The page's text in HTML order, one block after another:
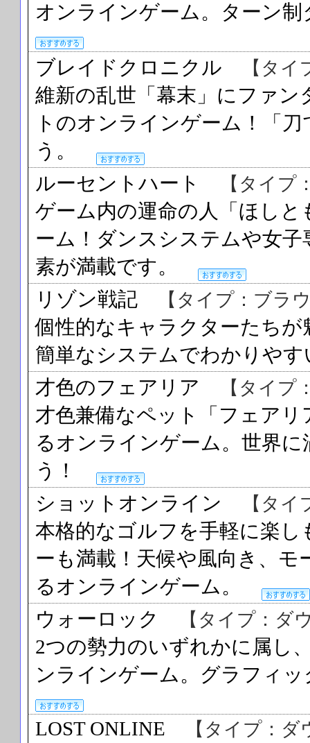
オンラインゲーム。ターン
ブレイドクロニクル 【タ
維新の乱世「幕末」にファ
トのオンラインゲーム！「
う。
ルーセントハート
【タイ
ゲーム内の運命の人「ほし
ーム！ダンスシステムや女
素が満載です。
リゾン戦記
【タイプ：ブラ
個性的なキャラクターたち
簡単なシステムでわかりや
才色のフェアリア
【タイ
才色兼備なペット「フェア
るオンラインゲーム。世界
う！
ショットオンライン
【タ
本格的なゴルフを手軽に楽
ーも満載！天候や風向き、
るオンラインゲーム。
ウォーロック
【タイプ：
2つの勢力のいずれかに属し
ンラインゲーム。グラフィ
LOST ONLINE 【タイプ：